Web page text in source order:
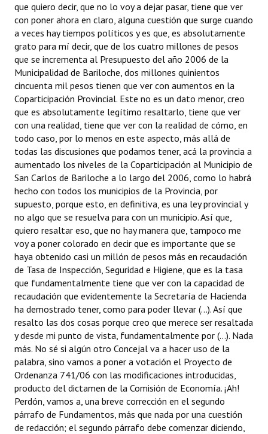
que quiero decir, que no lo voy a dejar pasar, tiene que ver
con poner ahora en claro, alguna cuestión que surge cuando
a veces hay tiempos políticos y es que, es absolutamente
grato para mí decir, que de los cuatro millones de pesos
que se incrementa al Presupuesto del año 2006 de la
Municipalidad de Bariloche, dos millones quinientos
cincuenta mil pesos tienen que ver con aumentos en la
Coparticipación Provincial. Este no es un dato menor, creo
que es absolutamente legítimo resaltarlo, tiene que ver
con una realidad, tiene que ver con la realidad de cómo, en
todo caso, por lo menos en este aspecto, más allá de
todas las discusiones que podamos tener, acá la provincia a
aumentado los niveles de la Coparticipación al Municipio de
San Carlos de Bariloche a lo largo del 2006, como lo habrá
hecho con todos los municipios de la Provincia, por
supuesto, porque esto, en definitiva, es una ley provincial y
no algo que se resuelva para con un municipio. Así que,
quiero resaltar eso, que no hay manera que, tampoco me
voy a poner colorado en decir que es importante que se
haya obtenido casi un millón de pesos más en recaudación
de Tasa de Inspección, Seguridad e Higiene, que es la tasa
que fundamentalmente tiene que ver con la capacidad de
recaudación que evidentemente la Secretaría de Hacienda
ha demostrado tener, como para poder llevar (...). Así que
resalto las dos cosas porque creo que merece ser resaltada
y desde mi punto de vista, fundamentalmente por (...). Nada
más. No sé si algún otro Concejal va a hacer uso de la
palabra, sino vamos a poner a votación el Proyecto de
Ordenanza 741/06 con las modificaciones introducidas,
producto del dictamen de la Comisión de Economía. ¡Ah!
Perdón, vamos a, una breve corrección en el segundo
párrafo de Fundamentos, más que nada por una cuestión
de redacción; el segundo párrafo debe comenzar diciendo,